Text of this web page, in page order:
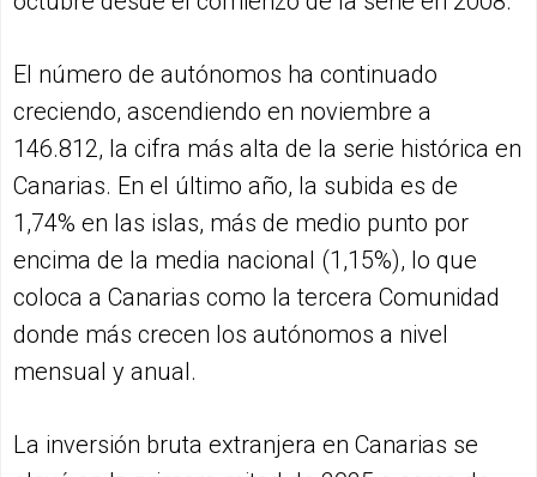
El número de autónomos ha continuado
creciendo, ascendiendo en noviembre a
146.812, la cifra más alta de la serie histórica en
Canarias. En el último año, la subida es de
1,74% en las islas, más de medio punto por
encima de la media nacional (1,15%), lo que
coloca a Canarias como la tercera Comunidad
donde más crecen los autónomos a nivel
mensual y anual.
La inversión bruta extranjera en Canarias se